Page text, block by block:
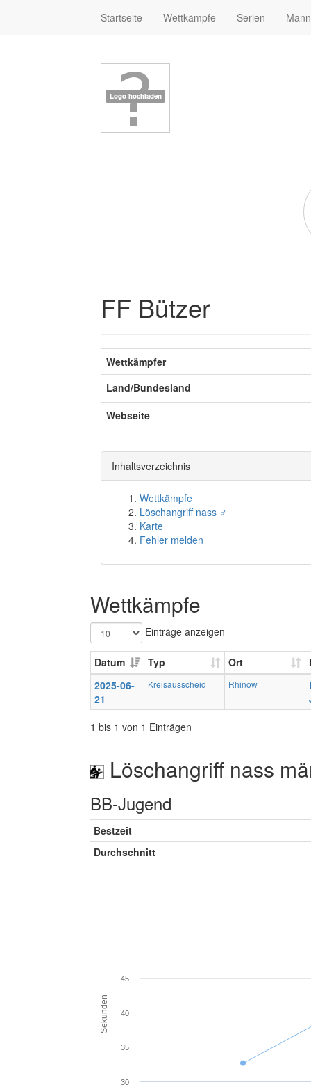
Startseite Wettkämpfe Serien
FF Bützer
Wettkämpfer
Land/Bundesland
Webseite
Inhaltsverzeichnis
Wettkämpfe
Löschangriff nass ♂
Karte
Fehler melden
Wettkämpfe
Einträge anzeigen
Datum Typ Ort
2025-06-
21
Kreisausscheid Rhinow
1 bis 1 von 1 Einträgen
Löschangriff nass
BB-Jugend
Bestzeit
Durchschnitt
Sekunden
30
35
40
45